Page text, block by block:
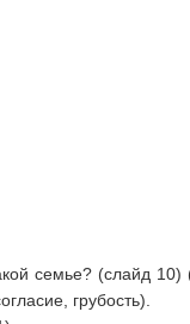
семье? (слайд 10)
грубость).